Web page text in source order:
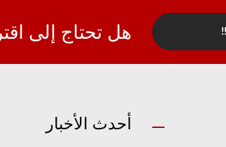
هل تحتاج إلى
أحدث الأخبار